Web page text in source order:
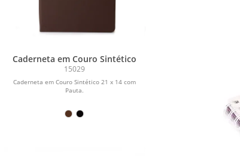
Caderneta em Couro Sintético
15029
Caderneta em Couro Sintético 21 x 14 com
Pauta.